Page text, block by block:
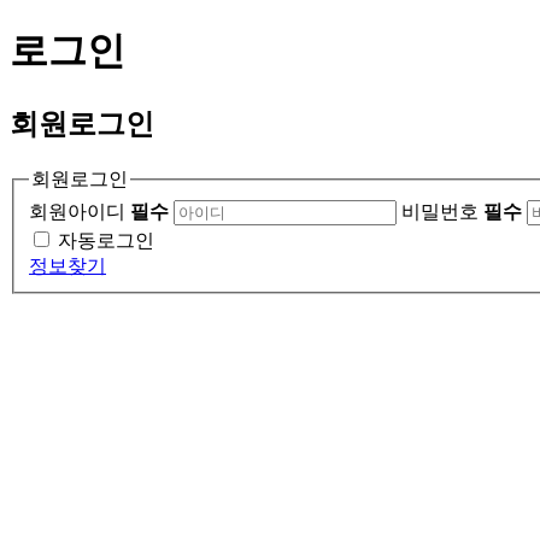
로그인
회원 로그인
회원로그인
회원아이디 필수 비밀번호 필수
자동로그인
정보찾기